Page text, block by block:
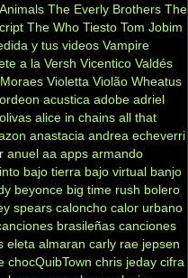
The Everly Brothers The
The Who Tiesto Tom Jobim
y tus videos Vampire
a la Versh Vicentico Valdés
Violetta Violão Wheatus
acustica adobe adriel
alice in chains all that
anastacia andrea echeverri
anuel aa apps armando
bajo tierra bajo virtual banjo
beyonce big time rush bolero
spears caloncho calor urbano
brasileñas canciones
eleta almaran carly rae jepsen
chocQuibTown chris jeday cifra